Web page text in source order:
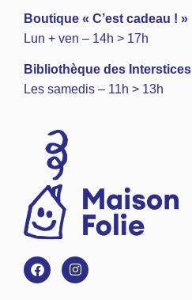
Boutique « C’est cadeau ! »
Lun + ven – 14h > 17h
Bibliothèque des Interstices
Les samedis – 11h > 13h